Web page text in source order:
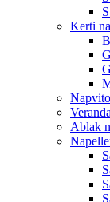
Kerti
Ablak